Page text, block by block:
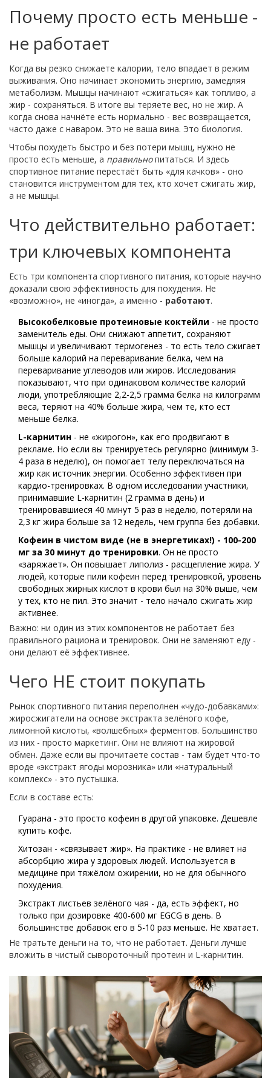
Почему просто есть меньше -
не работает
Когда вы резко снижаете калории, тело впадает в режим
выживания. Оно начинает экономить энергию, замедляя
метаболизм. Мышцы начинают «сжигаться» как топливо, а
жир - сохраняться. В итоге вы теряете вес, но не жир. А
когда снова начнёте есть нормально - вес возвращается,
часто даже с наваром. Это не ваша вина. Это биология.
Чтобы похудеть быстро и без потери мышц, нужно не
просто есть меньше, а правильнопитаться. И здесь
спортивное питание перестаёт быть «для качков» - оно
становится инструментом для тех, кто хочет сжигать жир,
а не мышцы.
Что действительно работает:
три ключевых компонента
Есть три компонента спортивного питания, которые научно
доказали свою эффективность для похудения. Не
«возможно», не «иногда», а именно - работают.
Высокобелковые протеиновые коктейли - не просто
заменитель еды. Они снижают аппетит, сохраняют
мышцы и увеличивают термогенез - то есть тело сжигает
больше калорий на переваривание белка, чем на
переваривание углеводов или жиров. Исследования
показывают, что при одинаковом количестве калорий
люди, употребляющие 2,2-2,5 грамма белка на килограмм
веса, теряют на 40% больше жира, чем те, кто ест
меньше белка.
L-карнитин - не «жирогон», как его продвигают в
рекламе. Но если вы тренируетесь регулярно (минимум 3-
4 раза в неделю), он помогает телу переключаться на
жир как источник энергии. Особенно эффективен при
кардио-тренировках. В одном исследовании участники,
принимавшие L-карнитин (2 грамма в день) и
тренировавшиеся 40 минут 5 раз в неделю, потеряли на
2,3 кг жира больше за 12 недель, чем группа без добавки.
Кофеин в чистом виде (не в энергетиках!) - 100-200
мг за 30 минут до тренировки. Он не просто
«заряжает». Он повышает липолиз - расщепление жира. У
людей, которые пили кофеин перед тренировкой, уровень
свободных жирных кислот в крови был на 30% выше, чем
у тех, кто не пил. Это значит - тело начало сжигать жир
активнее.
Важно: ни один из этих компонентов не работает без
правильного рациона и тренировок. Они не заменяют еду -
они делают её эффективнее.
Чего НЕ стоит покупать
Рынок спортивного питания переполнен «чудо-добавками»:
жиросжигатели на основе экстракта зелёного кофе,
лимонной кислоты, «волшебных» ферментов. Большинство
из них - просто маркетинг. Они не влияют на жировой
обмен. Даже если вы прочитаете состав - там будет что-то
вроде «экстракт ягоды морозника» или «натуральный
комплекс» - это пустышка.
Если в составе есть:
Гуарана - это просто кофеин в другой упаковке. Дешевле
купить кофе.
Хитозан - «связывает жир». На практике - не влияет на
абсорбцию жира у здоровых людей. Используется в
медицине при тяжёлом ожирении, но не для обычного
похудения.
Экстракт листьев зелёного чая - да, есть эффект, но
только при дозировке 400-600 мг EGCG в день. В
большинстве добавок его в 5-10 раз меньше. Не хватает.
Не тратьте деньги на то, что не работает. Деньги лучше
вложить в чистый сывороточный протеин и L-карнитин.